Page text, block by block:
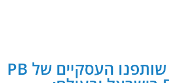
מקצת מ-300 שותפנו העסקיים של PB